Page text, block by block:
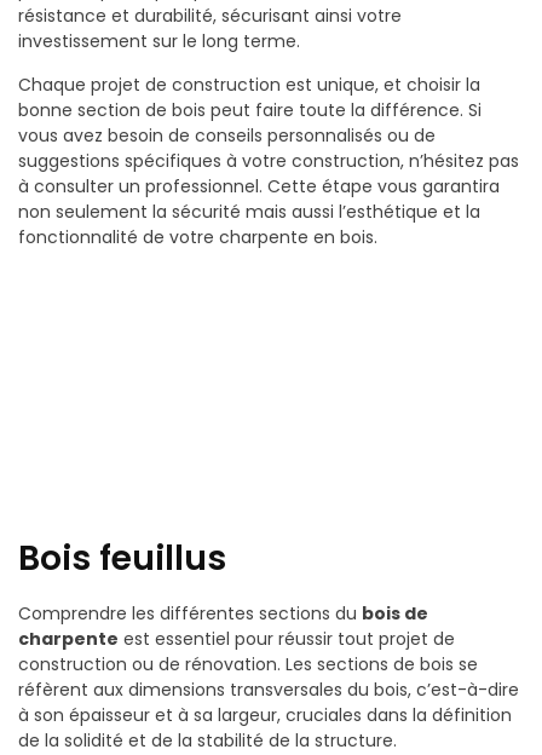
résistance et durabilité, sécurisant ainsi votre
investissement sur le long terme.
Chaque projet de construction est unique, et choisir la
bonne section de bois peut faire toute la différence. Si
vous avez besoin de conseils personnalisés ou de
suggestions spécifiques à votre construction, n’hésitez pas
à consulter un professionnel. Cette étape vous garantira
non seulement la sécurité mais aussi l’esthétique et la
fonctionnalité de votre charpente en bois.
Bois feuillus
Comprendre les différentes sections du bois de
charpente est essentiel pour réussir tout projet de
construction ou de rénovation. Les sections de bois se
réfèrent aux dimensions transversales du bois, c’est-à-dire
à son épaisseur et à sa largeur, cruciales dans la définition
de la solidité et de la stabilité de la structure.